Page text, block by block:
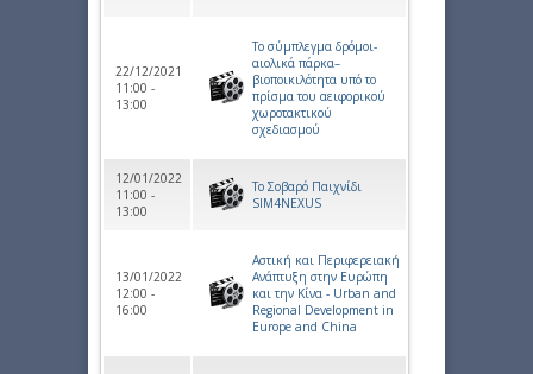
22/12/2021
11:00 -
13:00
Το σύμπλεγμα δρόμοι-
αιολικά πάρκα–
βιοποικιλότητα υπό το
πρίσμα του αειφορικού
χωροτακτικού
σχεδιασμού
12/01/2022
11:00 -
13:00
Το Σοβαρό Παιχνίδι
SIM4NEXUS
13/01/2022
12:00 -
16:00
Αστική και Περιφερειακή
Ανάπτυξη στην Ευρώπη
και την Κίνα - Urban and
Regional Development in
Europe and China